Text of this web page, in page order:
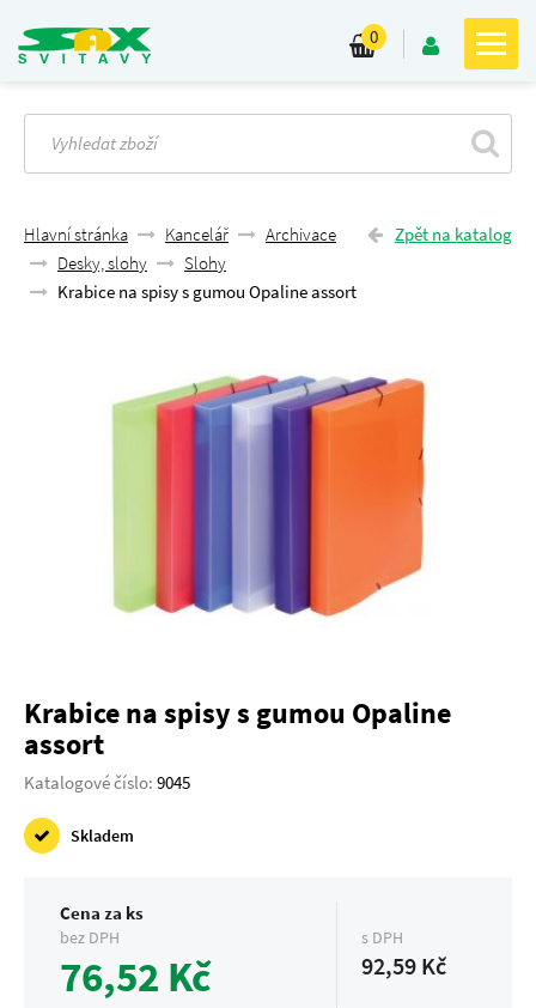
0
Zpět na katalog
Hlavní stránka Kancelář
Archivace
Desky, slohy
Slohy
Krabice na spisy s gumou Opaline assort
Krabice na spisy s gumou Opaline
assort
Katalogové číslo: 9045
Skladem
Cena za ks
bez DPH
76,52 Kč
s DPH
92,59 Kč